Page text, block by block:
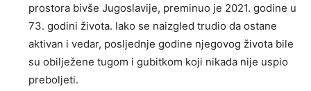
prostora bivše Jugoslavije, preminuo je 2021. godine u
73. godini života. Iako se naizgled trudio da ostane
aktivan i vedar, posljednje godine njegovog života bile
su obilježene tugom i gubitkom koji nikada nije uspio
preboljeti.